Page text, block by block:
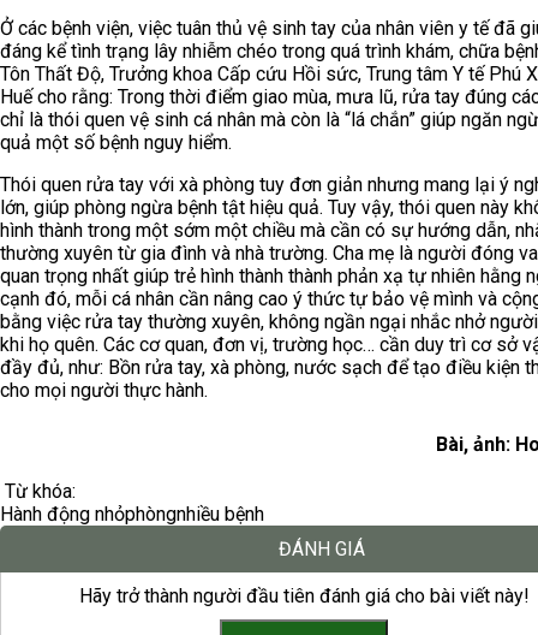
Ở các bệnh viện, việc tuân thủ vệ sinh tay của nhân viên y tế đã
đáng kể tình trạng lây nhiễm chéo trong quá trình khám, chữa
Tôn Thất Độ, Trưởng khoa Cấp cứu Hồi sức, Trung tâm Y tế Phú
Huế cho rằng: Trong thời điểm giao mùa, mưa lũ, rửa tay đúng
chỉ là thói quen vệ sinh cá nhân mà còn là “lá chắn” giúp ngăn
quả một số bệnh nguy hiểm.
Thói quen rửa tay với xà phòng tuy đơn giản nhưng mang lại ý
lớn, giúp phòng ngừa bệnh tật hiệu quả. Tuy vậy, thói quen này
hình thành trong một sớm một chiều mà cần có sự hướng dẫn,
thường xuyên từ gia đình và nhà trường. Cha mẹ là người đóng
quan trọng nhất giúp trẻ hình thành thành phản xạ tự nhiên hằng
cạnh đó, mỗi cá nhân cần nâng cao ý thức tự bảo vệ mình và
bằng việc rửa tay thường xuyên, không ngần ngại nhắc nhở
khi họ quên. Các cơ quan, đơn vị, trường học… cần duy trì cơ sở
đầy đủ, như: Bồn rửa tay, xà phòng, nước sạch để tạo điều kiện
cho mọi người thực hành.
Bài, ảnh:
Từ khóa:
Hành động nhỏphòngnhiều bệnh
ĐÁNH GIÁ
Hãy trở thành người đầu tiên đánh giá cho bài viết này!